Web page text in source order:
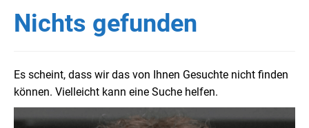
Nichts gefunden
Es scheint, dass wir das von Ihnen Gesuchte nicht finden
können. Vielleicht kann eine Suche helfen.